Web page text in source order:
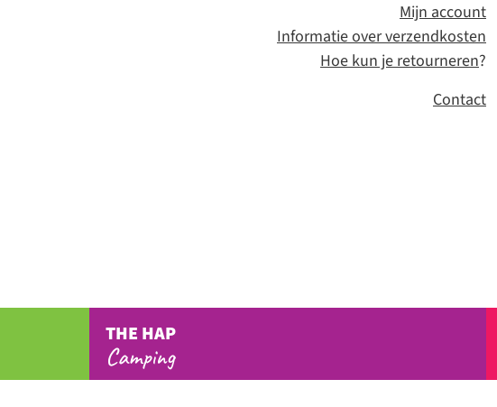
Mijn account
Informatie over verzendkosten
Hoe kun je retourneren?
Contact
THE HAP
Camping